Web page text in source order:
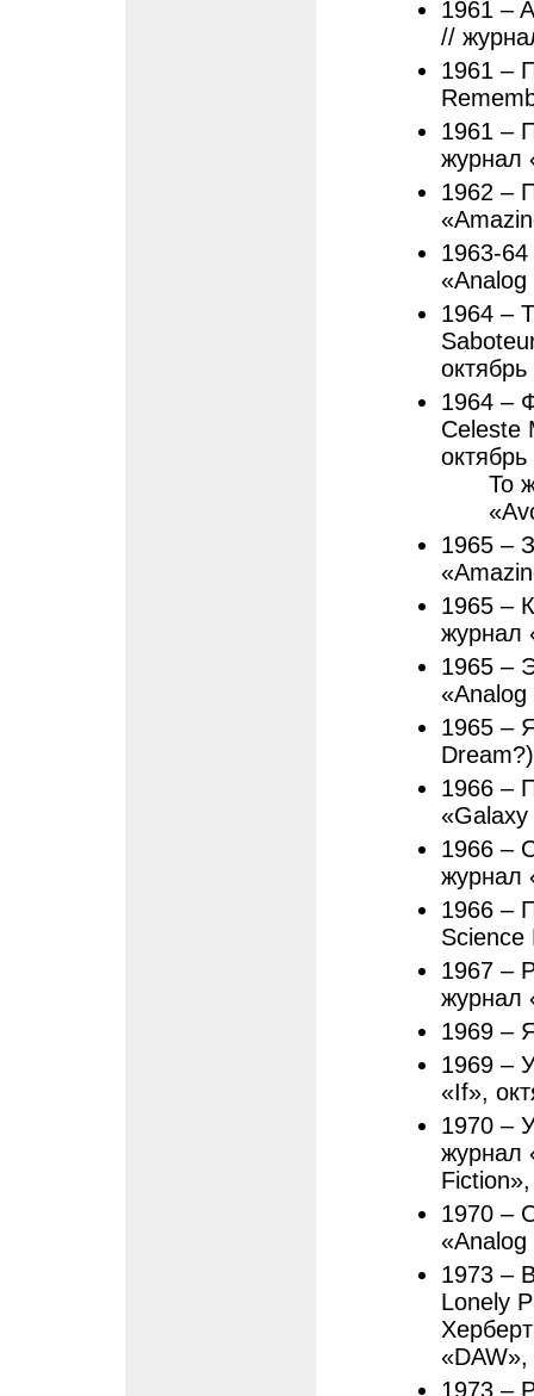
1961 –
//
1961 –
1961 –
журнал
1962 –
1963-
1964 –
октябрь
1964 –
Celeste
октябрь
То
1965 –
1965 –
журнал
1965 –
1965 –
1966 –
1966 –
журнал
1966 –
Science
1967 –
журнал
1969 –
1969 –
«If»,
1970 –
журнал
1970 –
1973 –
Lonely
1973 –